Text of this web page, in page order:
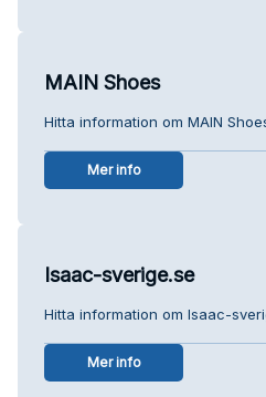
MAIN Shoes
Hitta information om MAIN
Mer info
Isaac-sverige.se
Hitta information om Isaac-
Mer info